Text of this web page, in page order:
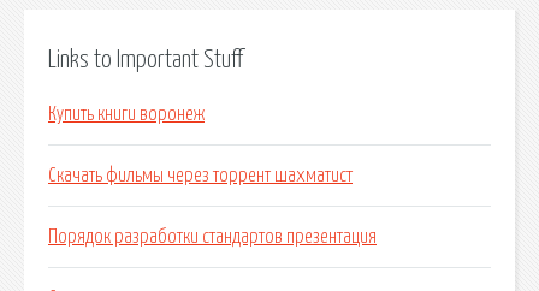
Links to Important Stuff
Купить книги воронеж
Скачать фильмы через торрент шахматист
Порядок разработки стандартов презентация